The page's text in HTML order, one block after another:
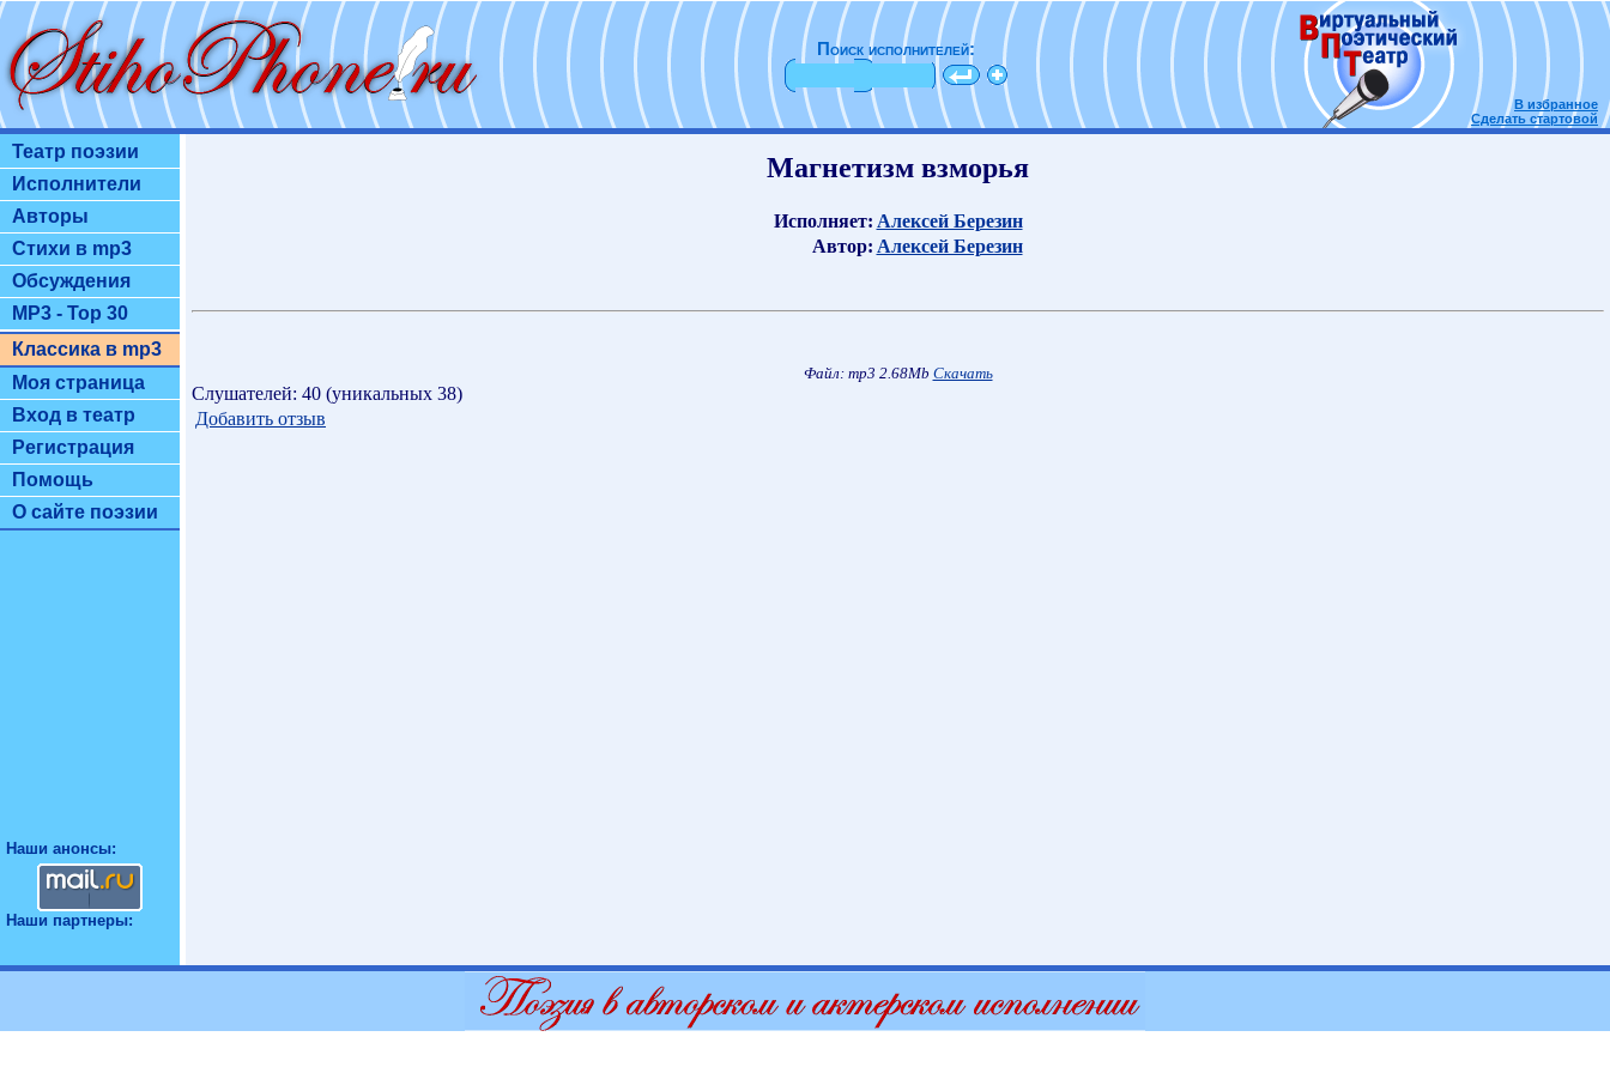
Поиск исполнителей:
В избранное
Сделать стартовой
Театр поэзии
Исполнители
Авторы
Стихи в mp3
Обсуждения
MP3 - Top 30
Классика в mp3
Моя страница
Вход в театр
Регистрация
Помощь
О сайте поэзии
Наши анонсы:
Наши партнеры:
Магнетизм взморья
Исполняет: Алексей Березин
Автор: Алексей Березин
Файл: mp3 2.68Mb Скачать
Слушателей: 40 (уникальных 38)
Добавить отзыв